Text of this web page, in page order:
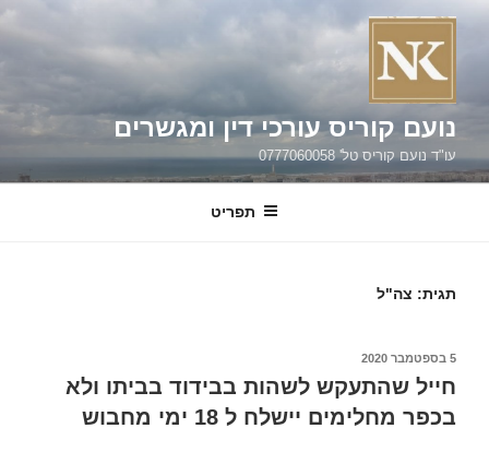
דילוג
נועם קוריס עורכי דין ומגשרים
עו"ד נועם קוריס טל' 0777060058
תפריט
תגית: צה"ל
פורסם
5 בספטמבר 2020
חייל שהתעקש לשהות בבידוד בביתו ולא
בכפר מחלימים יישלח ל 18 ימי מחבוש